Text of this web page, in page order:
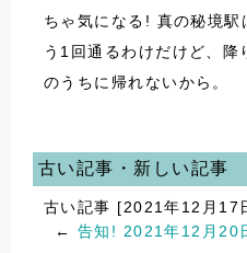
ちゃ気になる! 真の秘境駅
う1回通るわけだけど、降
のうちに帰れないから。
古い記事・新しい記事
古い記事 [2021年12月17
← 告知! 2021年12月20